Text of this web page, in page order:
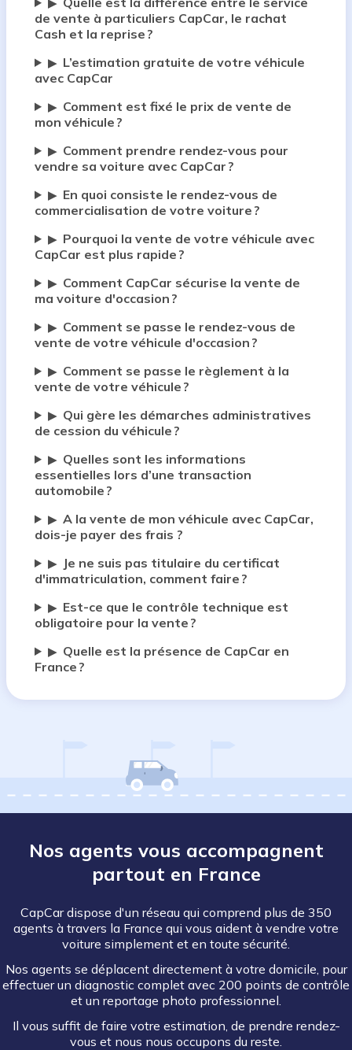
▶
de vente à particuliers CapCar, le rachat
Cash et la reprise ?
▶ L’estimation gratuite de votre véhicule
avec CapCar
▶ Comment est fixé le prix de vente de
mon véhicule ?
▶ Comment prendre rendez-vous pour
vendre sa voiture avec CapCar ?
▶ En quoi consiste le rendez-vous de
commercialisation de votre voiture ?
▶ Pourquoi la vente de votre véhicule avec
CapCar est plus rapide ?
▶ Comment CapCar sécurise la vente de
ma voiture d'occasion ?
▶ Comment se passe le rendez-vous de
vente de votre véhicule d'occasion ?
▶ Comment se passe le règlement à la
vente de votre véhicule ?
▶ Qui gère les démarches administratives
de cession du véhicule ?
▶ Quelles sont les informations
essentielles lors d’une transaction
automobile ?
▶ A la vente de mon véhicule avec CapCar,
dois-je payer des frais ?
▶
Je ne suis pas titulaire du certificat
d'immatriculation, comment faire ?
▶ Est-ce que le contrôle technique est
obligatoire pour la vente ?
▶ Quelle est la présence de CapCar en
France ?
Nos agents vous accompagnent
partout en France
CapCar dispose d'un réseau qui comprend plus de 350
agents à travers la France qui vous aident à vendre votre
voiture simplement et en toute sécurité.
Nos agents se déplacent directement à votre domicile, pour
effectuer un diagnostic complet avec 200 points de contrôle
et un reportage photo professionnel.
Il vous suffit de faire votre estimation, de prendre rendez-
vous et nous nous occupons du reste.